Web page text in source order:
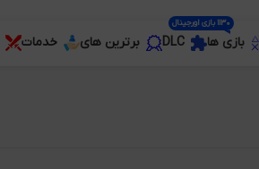
بازی ها
1130 بازی اورجینال
DLC برترین های خدمات